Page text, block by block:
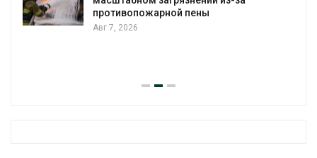
противопожарной пены
Авг 7, 2026